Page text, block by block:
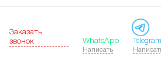
Заказать
звонок
WhatsApp
Написать
Telegram